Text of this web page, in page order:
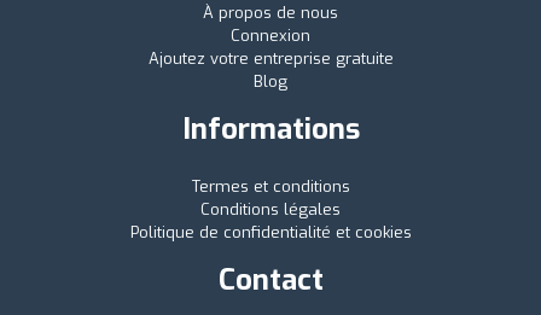
À propos de nous
Connexion
Ajoutez votre entreprise gratuite
Blog
Informations
Termes et conditions
Conditions légales
Politique de confidentialité et cookies
Contact